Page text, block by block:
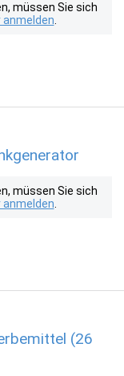
müssen Sie sich
anmelden
müssen Sie sich
anmelden
(26